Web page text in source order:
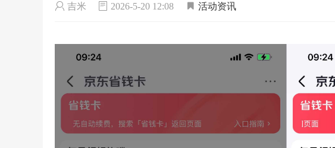
吉米 2026-5-20 12:08 活动资讯